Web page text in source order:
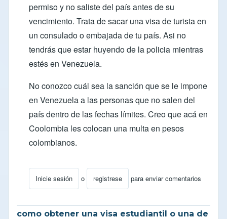
permiso y no saliste del país antes de su
vencimiento. Trata de sacar una visa de turista en
un consulado o embajada de tu país. Asi no
tendrás que estar huyendo de la policia mientras
estés en Venezuela.
No conozco cuál sea la sanción que se le impone
en Venezuela a las personas que no salen del
país dentro de las fechas límites. Creo que acá en
Coolombia les colocan una multa en pesos
colombianos.
Inicie sesión o registrese para enviar comentarios
En respuesta a Ilegal argentinoporAlejandro (no
como obtener una visa estudiantil o una de